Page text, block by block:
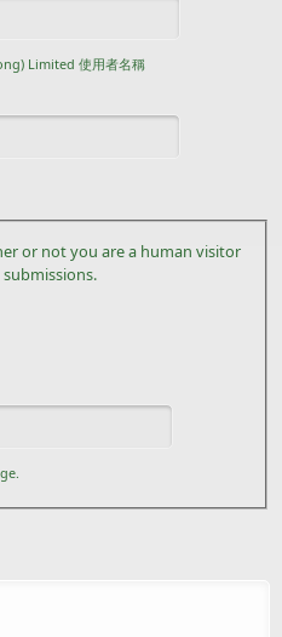
Limited 使用者名稱
or not you are a human visitor